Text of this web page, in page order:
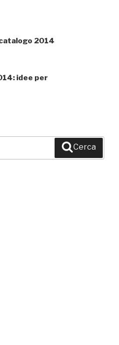
2014
idee per
Cerca